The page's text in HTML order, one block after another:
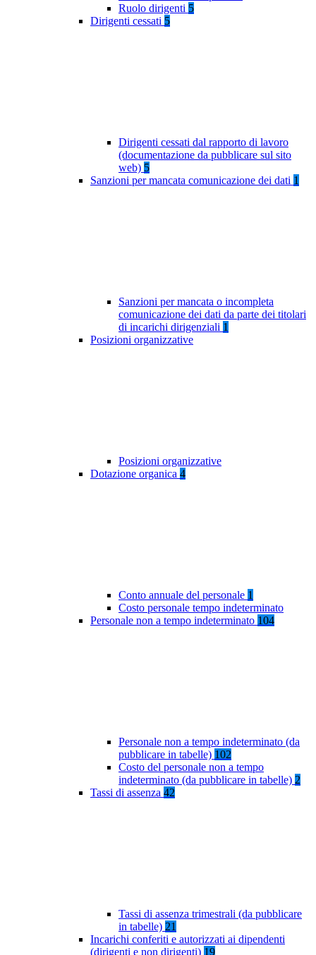
Ruolo dirigenti 5
Dirigenti cessati 5
Dirigenti cessati dal rapporto di lavoro
(documentazione da pubblicare sul sito
web) 5
Sanzioni per mancata comunicazione dei dati 1
Sanzioni per mancata o incompleta
comunicazione dei dati da parte dei titolari
di incarichi dirigenziali 1
Posizioni organizzative
Posizioni organizzative
Dotazione organica 4
Conto annuale del personale 1
Costo personale tempo indeterminato
Personale non a tempo indeterminato 104
Personale non a tempo indeterminato (da
pubblicare in tabelle) 102
Costo del personale non a tempo
indeterminato (da pubblicare in tabelle) 2
Tassi di assenza 42
Tassi di assenza trimestrali (da pubblicare
in tabelle) 21
Incarichi conferiti e autorizzati ai dipendenti
(dirigenti e non dirigenti) 19